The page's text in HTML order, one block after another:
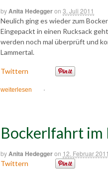
byAnita Hedeggeron 3. Juli 2011
Neulich ging es wieder zum
Eingepackt in einen Rucksack
werden noch mal überprüft und
Lammertal.
Twittern
weiterlesen ·
Bockerlfahrt im
byAnita Hedeggeron 12. Februar 2011
Twittern